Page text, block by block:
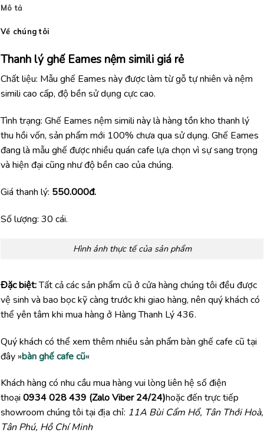
Mô tả
Về chúng tôi
Thanh lý ghế Eames nệm simili giá rẻ
Chất liệu: Mẫu ghế Eames này được làm từ gỗ tự nhiên và nệm
simili cao cấp, độ bền sử dụng cực cao.
Tình trạng: Ghế Eames nệm simili này là hàng tồn kho thanh lý
thu hồi vốn, sản phẩm mới 100% chưa qua sử dụng. Ghế Eames
đang là mẫu ghế được nhiều quán cafe lựa chọn vì sự sang trọng
và hiện đại cũng như độ bền cao của chúng.
Giá thanh lý: 550.000đ.
Số lượng: 30 cái.
Hình ảnh thực tế của sản phẩm
Đặc biệt:Tất cả các sản phẩm cũ ở cửa hàng chúng tôi đều được
vệ sinh và bao bọc kỹ càng trước khi giao hàng, nên quý khách có
thể yên tâm khi mua hàng ở Hàng Thanh Lý 436.
Quý khách có thể xem thêm nhiều sản phẩm bàn ghế cafe cũ tại
đây »bàn ghế cafe cũ«
Khách hàng có nhu cầu mua hàng vui lòng liên hệ số điện
thoại 0934 028 439 (Zalo Viber 24/24)hoặc đến trực tiếp
showroom chúng tôi tại địa chỉ: 11A Bùi Cẩm Hổ, Tân Thới Hoà,
Tân Phú, Hồ Chí Minh